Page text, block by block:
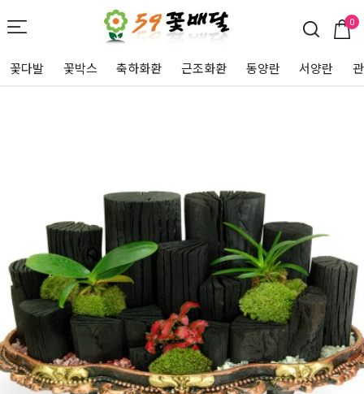
0
꽃다발 꽃박스 축하화환 근조화환 동양란 서양란